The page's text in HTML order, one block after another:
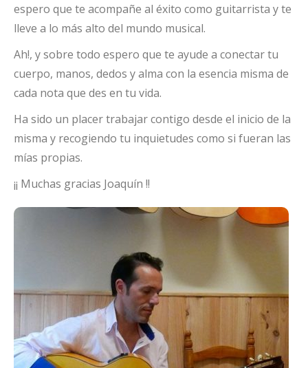
espero que te acompañe al éxito como guitarrista y te
lleve a lo más alto del mundo musical.
Ah!, y sobre todo espero que te ayude a conectar tu
cuerpo, manos, dedos y alma con la esencia misma de
cada nota que des en tu vida.
Ha sido un placer trabajar contigo desde el inicio de la
misma y recogiendo tu inquietudes como si fueran las
mías propias.
¡¡ Muchas gracias Joaquín !!